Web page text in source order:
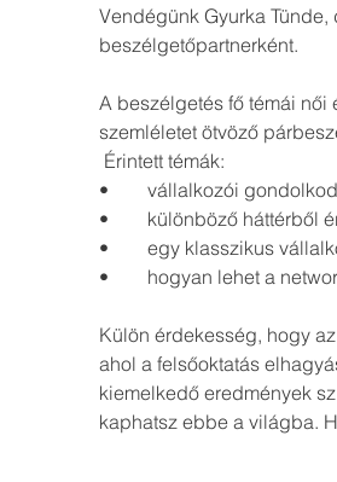
Vendégünk Gyurka
beszélgetőpartnerként.
A beszélgetés fő témái
szemléletet ötvöző
Érintett témák:
•	hogyan lehet a
Külön érdekesség, hogy
ahol a felsőoktatás
kiemelkedő eredmények
kaphatsz ebbe a világba.